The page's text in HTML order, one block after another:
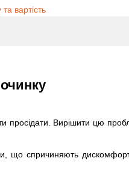
вартість
просідати. Вирішити цю
що спричиняють